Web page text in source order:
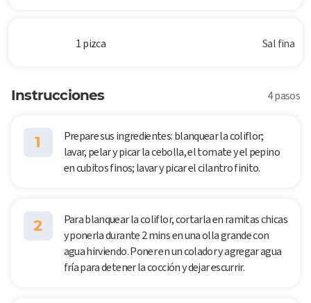
1 pizca Sal fina
Instrucciones 4 pasos
1
Prepare sus ingredientes: blanquear la coliflor;
lavar, pelar y picar la cebolla, el tomate y el pepino
en cubitos finos; lavar y picar el cilantro finito.
2
Para blanquear la coliflor, cortarla en ramitas chicas
y ponerla durante 2 mins en una olla grande con
agua hirviendo. Poner en un colador y agregar agua
fría para detener la cocción y dejar escurrir.